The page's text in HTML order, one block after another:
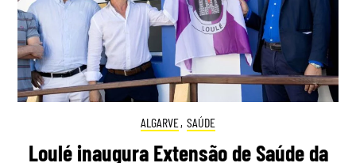
ALGARVE, SAÚDE
Loulé inaugura Extensão de Saúde da